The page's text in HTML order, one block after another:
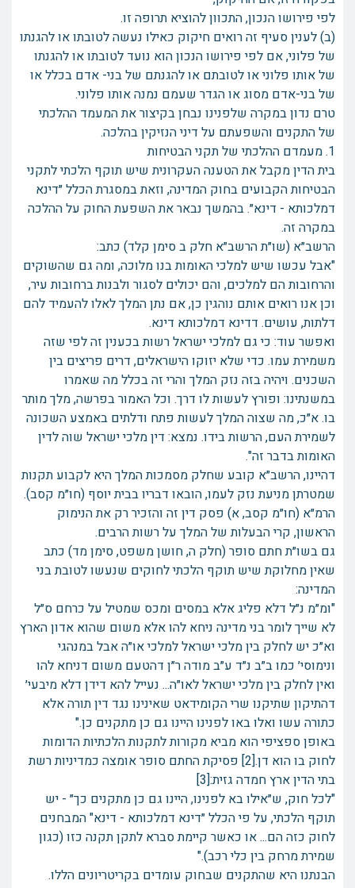
לפי פירושו הנכון, התכוון להוציא תרופה זו.
(ב) לענין סעיף זה רואים חיקוק כאילו נעשה לטובתו או להגנתו
של פלוני, אם לפי פירושו הנכון הוא נועד לטובתו או להגנתו
של אותו פלוני או לטובתם או להגנתם של בני- אדם בכלל או
של בני-אדם מסוג או הגדר שעמם נמנה אותו פלוני.
טרם נדון במקרה שלפנינו נבחן בקיצור את המעמד ההלכתי
של התקנים והשפעתם על דיני הנזיקין בהלכה.
1. מעמדם ההלכתי של תקני הבטיחות
בית הדין מקבל את הטענה העקרונית שיש תוקף הלכתי לתקני
הבטיחות הקבועים בחוק המדינה, וזאת במסגרת הכלל ״דינא
דמלכותא - דינא״. בהמשך נבאר את השפעת החוק על ההלכה
במקרה זה.
הרשב״א (שו״ת הרשב״א חלק ב סימן קלד) כתב:
"אבל עכשו שיש למלכי האומות בנו מלוכה, ומה גם שהשוקים
והרחובות הם למלכים, והם יכולים לסגור ולבנות ברחובות עיר,
וכן אנו רואים אותם נוהגין כן, אם נתן המלך לאלו להעמיד להם
דלתות, עושים. דדינא דמלכותא דינא.
ואפשר עוד: כי גם למלכי ישראל רשות בכענין זה לפי שזה
משמירת עמו. כדי שלא יזוקו הישראלים, דרים פריצים בין
השכנים. ויהיה בזה נזק המלך והרי זה בכלל מה שאמרו
במשנתינו: ופורץ לעשות לו דרך. וכל האמור בפרשה, מלך מותר
בו. א״כ, מה שצוה המלך לעשות פתח ודלתים באמצע השכונה
לשמירת העם, הרשות בידו. נמצא: דין מלכי ישראל שוה לדין
האומות בדבר זה".
דהיינו, הרשב״א קובע שחלק מסמכות המלך היא לקבוע תקנות
שמטרתן מניעת נזק לעמו, הובאו דבריו בבית יוסף (חו״מ קסב).
הרמ״א (חו״מ קסב, א) פסק דין זה והזכיר רק את הנימוק
הראשון, קרי הבעלות של המלך על רשות הרבים.
גם בשו״ת חתם סופר (חלק ה, חושן משפט, סימן מד) כתב
שאין מחלוקת שיש תוקף הלכתי לחוקים שנעשו לטובת בני
המדינה:
"ומ״מ נ״ל דלא פליג אלא במסים ומכס שמטיל על כרחם ס״ל
לא שייך לומר בני מדינה ניחא להו אלא משום שהוא אדון הארץ
וא״כ יש לחלק בין מלכי ישראל למלכי או״ה אבל במנהגי
ונימוסי׳ כמו ב״ב נ״ד ע״ב מודה ר״ן דהטעם משום דניחא להו
ואין לחלק בין מלכי ישראל לאו״ה... נעייל להא דידן דלא מיבעי׳
דהתיקון שתיקנו שרי הקומידאט שאינינו נגד דין תורה אלא
כתורה עשו ואלו באו לפנינו היינו גם כן מתקנים כן."
באופן ספציפי הוא מביא מקורות לתקנות הלכתיות הדומות
לחוק בו הוא דן.[2] פסיקת החתם סופר אומצה כמדיניות רשת
בתי הדין ארץ חמדה גזית:[3]
"לכל חוק, ש״אילו בא לפנינו, היינו גם כן מתקנים כך״ - יש
תוקף הלכתי, על פי הכלל ״דינא דמלכותא - דינא" המבחנים
לחוק כזה הם... או כאשר קיימת סברא לתקן תקנה כזו (כגון
שמירת מרחק בין כלי רכב)."
הבנתנו היא שהתקנים שבחוק עומדים בקריטריונים הללו.